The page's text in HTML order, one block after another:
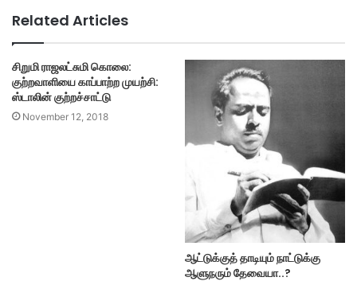
Related Articles
சிறுமி ராஜலட்சுமி கொலை:
குற்றவாளியை காப்பாற்ற முயற்சி:
ஸ்டாலின் குற்றச்சாட்டு
November 12, 2018
ஆட்டுக்குத் தாடியும் நாட்டுக்கு
ஆளுநரும் தேவையா..?